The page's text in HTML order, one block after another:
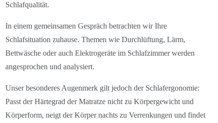
Schlafqualität.
In einem gemeinsamen Gespräch betrachten wir Ihre
Schlafsituation zuhause. Themen wie Durchlüftung, Lärm,
Bettwäsche oder auch Elektrogeräte im Schlafzimmer werden
angesprochen und analysiert.
Unser besonderes Augenmerk gilt jedoch der Schlafergonomie:
Passt der Härtegrad der Matratze nicht zu Körpergewicht und
Körperform, neigt der Körper nachts zu Verrenkungen und findet